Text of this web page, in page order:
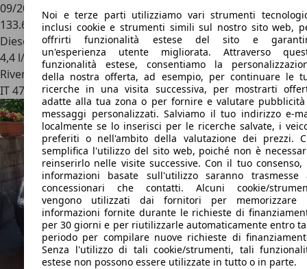
09/2007
133.644 km
Diesel
4,4 l/100 km (comb.)
Rivenditore
IT 47838Riccione - Rimini - Rn
Noi e terze parti utilizziamo vari strumenti
inclusi cookie e strumenti simili sul nostro sito web,
offrirti funzionalità estese del sito e
un'esperienza utente migliorata. Attraverso
funzionalità estese, consentiamo la
della nostra offerta, ad esempio, per continuare le
ricerche in una visita successiva, per mostrarti
adatte alla tua zona o per fornire e valutare
messaggi personalizzati. Salviamo il tuo indirizzo e-
localmente se lo inserisci per le ricerche salvate, i
preferiti o nell'ambito della valutazione dei prezzi.
semplifica l'utilizzo del sito web, poiché non è
reinserirlo nelle visite successive. Con il tuo consenso,
informazioni basate sull'utilizzo saranno trasmesse
concessionari che contatti. Alcuni cookie/
vengono utilizzati dai fornitori per memorizzare
informazioni fornite durante le richieste di
per 30 giorni e per riutilizzarle automaticamente entro
periodo per compilare nuove richieste di
Senza l'utilizzo di tali cookie/strumenti, tali
estese non possono essere utilizzate in tutto o in parte.